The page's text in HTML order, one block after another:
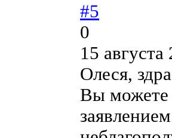
#5
0
15
Олеся,
Вы можете